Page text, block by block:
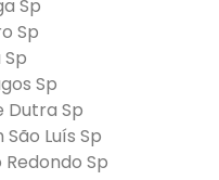
Sp
Sp
Sp
Dutra Sp
Luís Sp
Sp